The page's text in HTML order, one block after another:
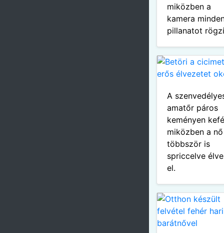
miközben a
kamera
pillanatot
A
amatőr páros
keményen
miközben a nő
többször is
spriccelve
el.